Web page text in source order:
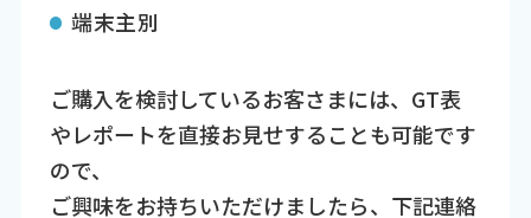
端末主別
ご購入を検討しているお客さまには、GT表
やレポートを直接お見せすることも可能です
ので、
ご興味をお持ちいただけましたら、下記連絡